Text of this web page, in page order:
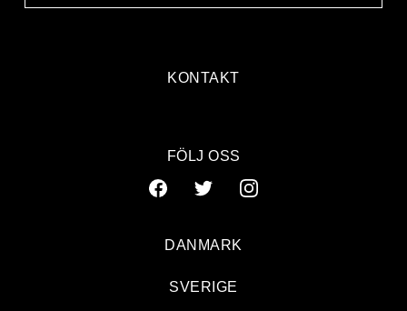
KONTAKT
FÖLJ OSS
DANMARK
SVERIGE